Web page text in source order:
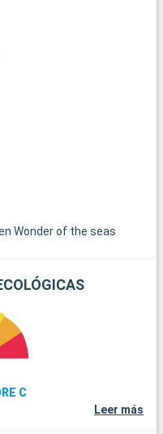
las joyas del
Wonder of the seas
C
Leer más